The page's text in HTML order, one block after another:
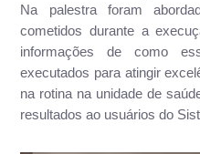
Na palestra foram
cometidos durante a
informações de como
executados para atingir
na rotina na unidade de
resultados ao usuários do